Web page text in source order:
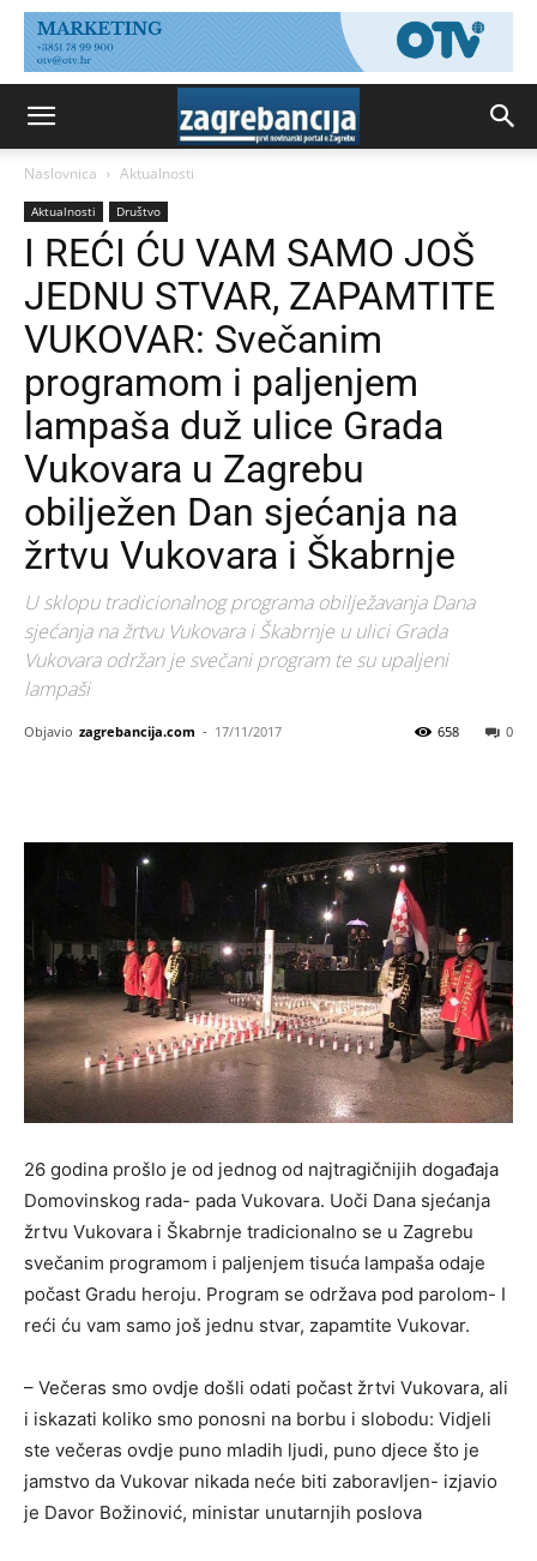
Naslovnica Aktualnosti
Aktualnosti Društvo
I REĆI ĆU VAM SAMO JOŠ
JEDNU STVAR, ZAPAMTITE
VUKOVAR: Svečanim
programom i paljenjem
lampaša duž ulice Grada
Vukovara u Zagrebu
obilježen Dan sjećanja na
žrtvu Vukovara i Škabrnje
U sklopu tradicionalnog programa obilježavanja Dana
sjećanja na žrtvu Vukovara i Škabrnje u ulici Grada
Vukovara održan je svečani program te su upaljeni
lampaši
Objavio zagrebancija.com - 17/11/2017 0
658
26 godina prošlo je od jednog od najtragičnijih događaja
Domovinskog rada- pada Vukovara. Uoči Dana sjećanja
žrtvu Vukovara i Škabrnje tradicionalno se u Zagrebu
svečanim programom i paljenjem tisuća lampaša odaje
počast Gradu heroju. Program se održava pod parolom- I
reći ću vam samo još jednu stvar, zapamtite Vukovar.
– Večeras smo ovdje došli odati počast žrtvi Vukovara, ali
i iskazati koliko smo ponosni na borbu i slobodu: Vidjeli
ste večeras ovdje puno mladih ljudi, puno djece što je
jamstvo da Vukovar nikada neće biti zaboravljen- izjavio
je Davor Božinović, ministar unutarnjih poslova